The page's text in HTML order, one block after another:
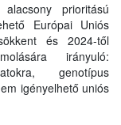
prioritású
Európai Uniós
és 2024-től
irányuló:
genotípus
igényelhető uniós